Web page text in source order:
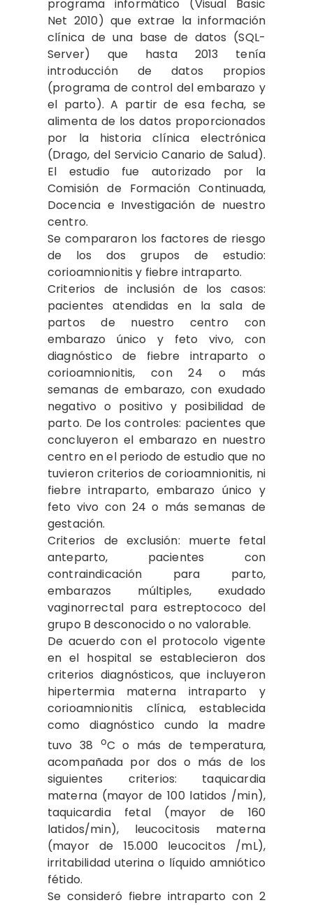
programa informático (Visual Basic
Net 2010) que extrae la información
clínica de una base de datos (SQL-
Server) que hasta 2013 tenía
introducción de datos propios
(programa de control del embarazo y
el parto). A partir de esa fecha, se
alimenta de los datos proporcionados
por la historia clínica electrónica
(Drago, del Servicio Canario de Salud).
El estudio fue autorizado por la
Comisión de Formación Continuada,
Docencia e Investigación de nuestro
centro.
Se compararon los factores de riesgo
de los dos grupos de estudio:
corioamnionitis y fiebre intraparto.
Criterios de inclusión de los casos:
pacientes atendidas en la sala de
partos de nuestro centro con
embarazo único y feto vivo, con
diagnóstico de fiebre intraparto o
corioamnionitis, con 24 o más
semanas de embarazo, con exudado
negativo o positivo y posibilidad de
parto. De los controles: pacientes que
concluyeron el embarazo en nuestro
centro en el periodo de estudio que no
tuvieron criterios de corioamnionitis, ni
fiebre intraparto, embarazo único y
feto vivo con 24 o más semanas de
gestación.
Criterios de exclusión: muerte fetal
anteparto, pacientes con
contraindicación para parto,
embarazos múltiples, exudado
vaginorrectal para estreptococo del
grupo B desconocido o no valorable.
De acuerdo con el protocolo vigente
en el hospital se establecieron dos
criterios diagnósticos, que incluyeron
hipertermia materna intraparto y
corioamnionitis clínica, establecida
como diagnóstico cundo la madre
tuvo 38
oC o más de temperatura,
acompañada por dos o más de los
siguientes criterios: taquicardia
materna (mayor de 100 latidos /min),
taquicardia fetal (mayor de 160
latidos/min), leucocitosis materna
(mayor de 15.000 leucocitos /mL),
irritabilidad uterina o líquido amniótico
fétido.
Se consideró fiebre intraparto con 2